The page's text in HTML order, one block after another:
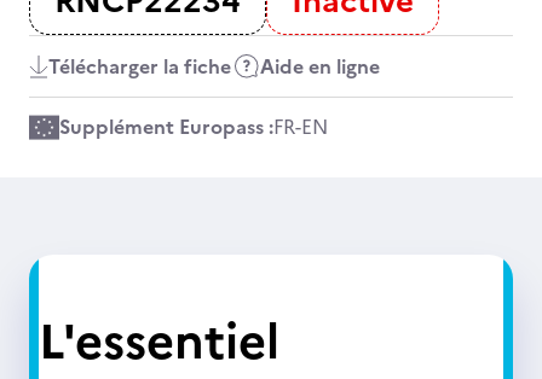
Télécharger la fiche Aide en ligne
Supplément Europass :FR-EN
L'essentiel